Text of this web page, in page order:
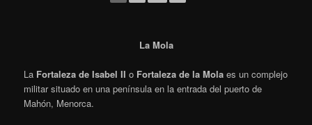
La Mola
La Fortaleza de Isabel II o Fortaleza de la Mola es un complejo
militar situado en una península en la entrada del puerto de
Mahón, Menorca.